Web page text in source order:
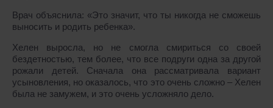
Врач объяснила: «Это значит, что ты никогда не сможешь
выносить и родить ребенка».
Хелен выросла, но не смогла смириться со своей
бездетностью, тем более, что все подруги одна за другой
рожали детей. Сначала она рассматривала вариант
усыновления, но оказалось, что это очень сложно – Хелен
была не замужем, и это очень усложняло дело.